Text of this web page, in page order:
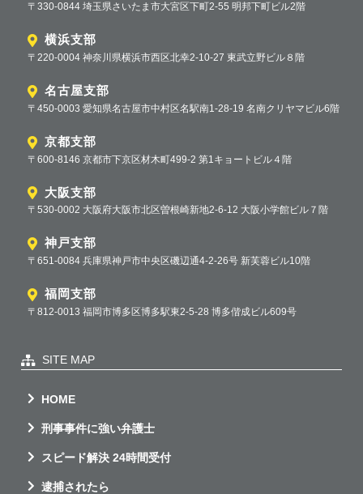
〒330-0844 埼玉県さいたま市大宮区下町2-55 明邦下町ビル2階
横浜支部
〒220-0004 神奈川県横浜市西区北幸2-10-27 東武立野ビル８階
名古屋支部
〒450-0003 愛知県名古屋市中村区名駅南1-28-19 名南クリヤマビル6階
京都支部
〒600-8146 京都市下京区材木町499-2 第1キョートビル４階
大阪支部
〒530-0002 大阪府大阪市北区曽根崎新地2-6-12 大阪小学館ビル７階
神戸支部
〒651-0084 兵庫県神戸市中央区磯辺通4-2-26号 新芙蓉ビル10階
福岡支部
〒812-0013 福岡市博多区博多駅東2-5-28 博多偕成ビル609号
SITE MAP
HOME
刑事事件に強い弁護士
スピード解決 24時間受付
逮捕されたら